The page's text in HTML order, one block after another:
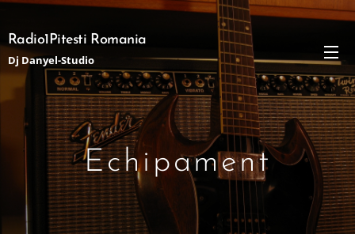
Radio1Pitesti Romania
Dj Danyel-Studio
Echipament